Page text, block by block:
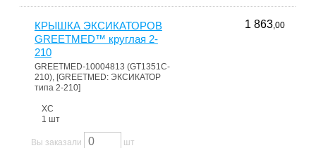
КРЫШКА ЭКСИКАТОРОВ
GREETMED™ круглая 2-
210
GREETMED-10004813 (GT1351C-
210), [GREETMED: ЭКСИКАТОР
типа 2-210]
ХС
1 шт
1 863,00
Вы заказали шт